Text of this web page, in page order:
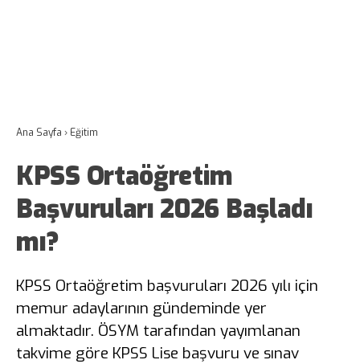
Ana Sayfa › Eğitim
KPSS Ortaöğretim
Başvuruları 2026 Başladı
mı?
KPSS Ortaöğretim başvuruları 2026 yılı için
memur adaylarının gündeminde yer
almaktadır. ÖSYM tarafından yayımlanan
takvime göre KPSS Lise başvuru ve sınav